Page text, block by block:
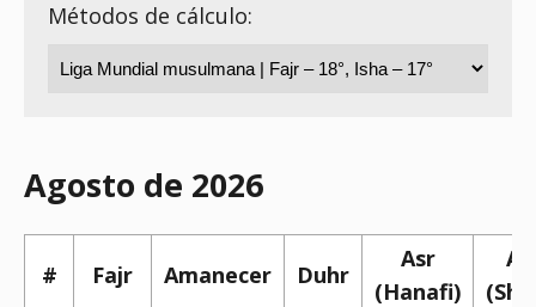
Métodos de cálculo:
Agosto de 2026
# Fajr Amanecer Duhr
Asr
(Hanafi)